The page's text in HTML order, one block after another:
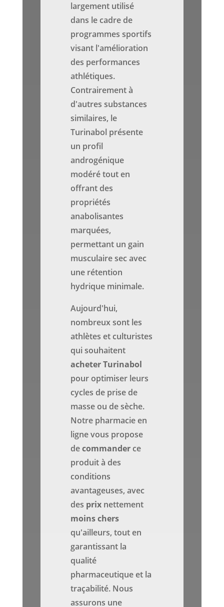
largement utilisé
dans le cadre de
programmes sportifs
visant l'amélioration
des performances
athlétiques.
Contrairement à
d'autres substances
similaires, le
Turinabol présente
un profil
androgénique
modéré tout en
offrant des
propriétés
anabolisantes
marquées,
permettant un gain
musculaire sec avec
une rétention
hydrique minimale.
Aujourd'hui,
nombreux sont les
athlètes et culturistes
qui souhaitent
acheter Turinabol
pour optimiser leurs
cycles de prise de
masse ou de sèche.
Notre pharmacie en
ligne vous propose
decommanderce
produit à des
conditions
avantageuses, avec
des prix nettement
moins chers
qu'ailleurs, tout en
garantissant la
qualité
pharmaceutique et la
traçabilité. Nous
assurons une